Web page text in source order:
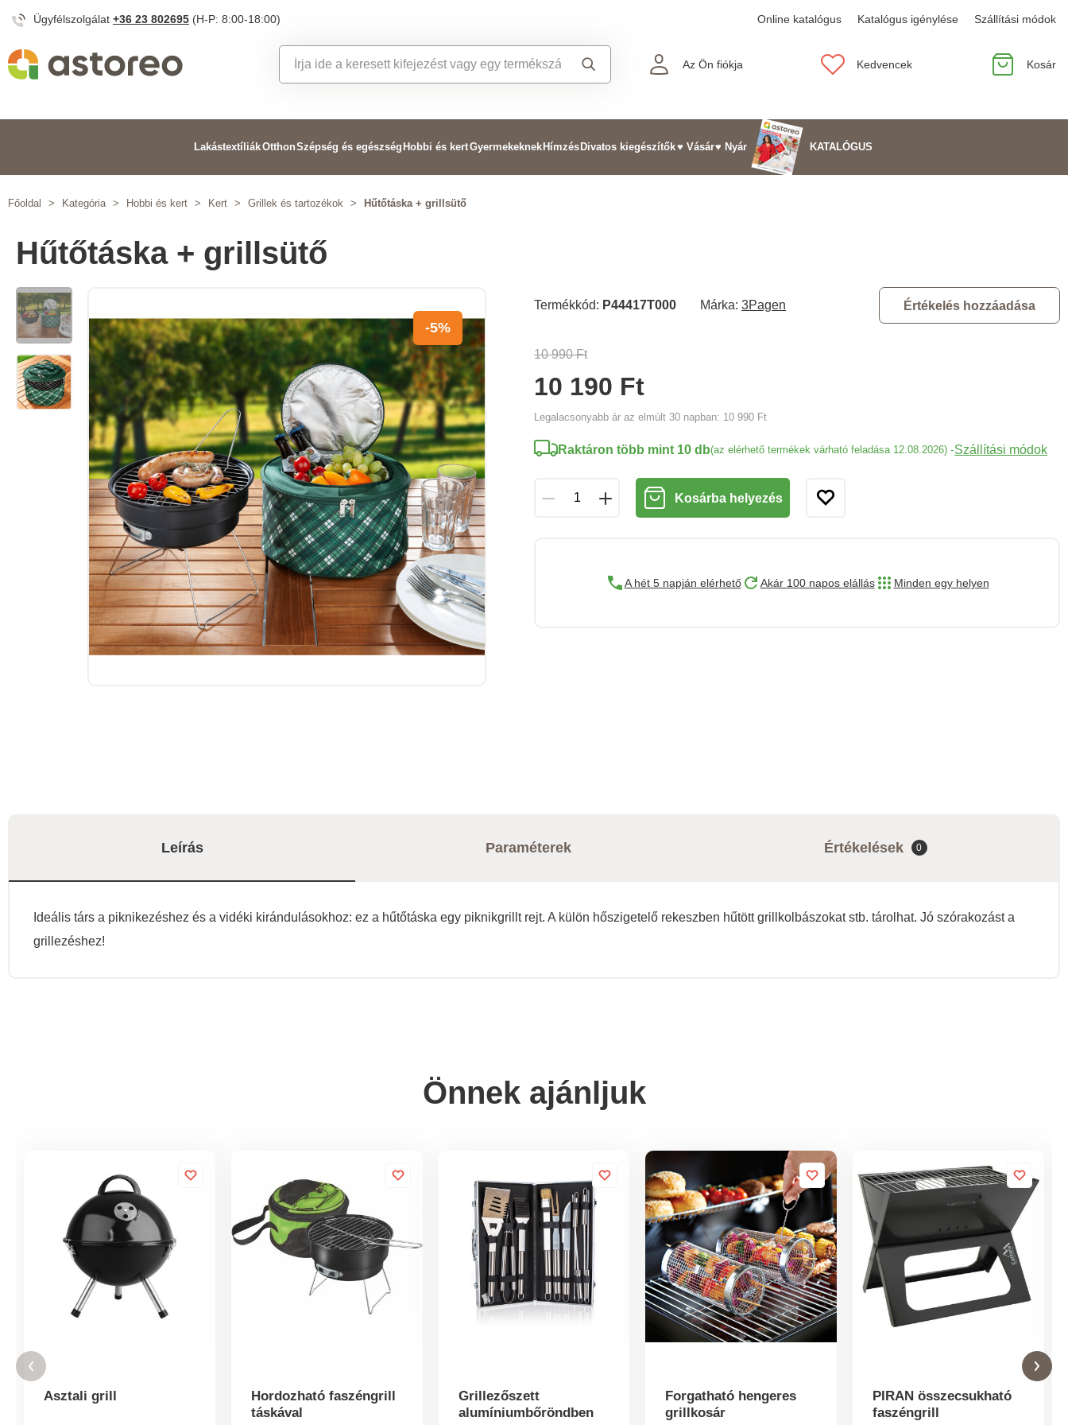
Ügyfélszolgálat +36 23 802695 (H-P: 8:00-18:00) Online katalógus Katalógus igénylése Szállítási módok
Az Ön fiókja Kedvencek Kosár
LakástextíliákOtthonSzépség és egészség Hobbi és kertGyermekeknek Hímzés Divatos kiegészítők♥ Vásár♥ Nyár KATALÓGUS
Főoldal > Kategória > Hobbi és kert > Kert > Grillek és tartozékok > Hűtőtáska + grillsütő
Hűtőtáska + grillsütő
-5%
Termékkód: P44417T000 Márka: 3Pagen Értékelés hozzáadása
10 990 Ft
10 190 Ft
Legalacsonyabb ár az elmúlt 30 napban: 10 990 Ft
Raktáron több mint 10 db(az elérhető termékek várható feladása 12.08.2026) -Szállítási módok
Kosárba helyezés
A hét 5 napján elérhető Akár 100 napos elállás Minden egy helyen
Leírás Paraméterek Értékelések 0
Ideális társ a piknikezéshez és a vidéki kirándulásokhoz: ez a hűtőtáska egy piknikgrillt rejt. A külön hőszigetelő rekeszben hűtött grillkolbászokat stb. tárolhat. Jó szórakozást a
grillezéshez!
Önnek ajánljuk
Asztali grill
Hordozható faszéngrill
táskával
Grillezőszett
alumíniumbőröndben
Forgatható hengeres
grillkosár
PIRAN összecsukható
faszéngrill